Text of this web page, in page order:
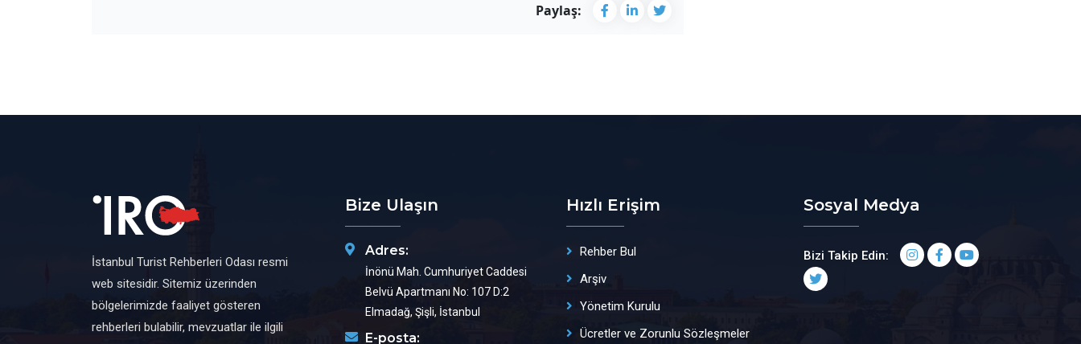
Paylaş:
İstanbul Turist Rehberleri Odası resmi
web sitesidir. Sitemiz üzerinden
bölgelerimizde faaliyet gösteren
rehberleri bulabilir, mevzuatlar ile ilgili
Bize Ulaşın
Adres:
İnönü Mah. Cumhuriyet Caddesi
Belvü Apartmanı No: 107 D:2
Elmadağ, Şişli, İstanbul
E-posta:
Hızlı Erişim
Rehber Bul
Arşiv
Yönetim Kurulu
Ücretler ve Zorunlu Sözleşmeler
Sosyal Medya
Bizi Takip Edin: